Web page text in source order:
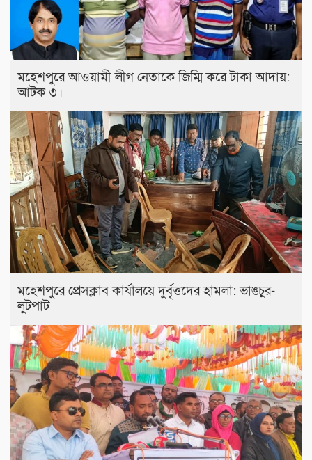
মহেশপুরে আওয়ামী লীগ নেতাকে জিম্মি করে টাকা আদায়:
আটক ৩।
মহেশপুরে প্রেসক্লাব কার্যালয়ে দুর্বৃত্তদের হামলা: ভাঙচুর-
লুটপাট